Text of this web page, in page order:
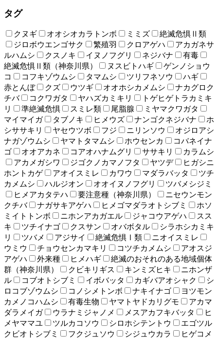
タグ
クヌギ オオシオカラトンボ ミミズ
絶滅危惧Ⅱ類
ジロボウエンゴサク
繁殖羽 クロアゲハ
アカガネサ
ルハムシ
クスノキ イヌノフグリ ネジバナ
有毒
絶滅危惧Ⅱ類（神奈川県）
ヌスビトハギ
ゲンノショウ
コ
コフキゾウムシ タマムシ ツリフネソウ
ハギ
赤とんぼ
クズ ウツギ オオホシカメムシ
ナカグロク
チバ
コクワガタ ヤハズカミキリ
トゲヒゲトラカミキ
リ
準絶滅危惧 スミレ類 尾脂腺
ミヤマクワガタ
マイマイガ
タブノキ ヒメウズ ナンゴクネジバナ
ホ
シササキリ
ヤセウツボ フジ ニリンソウ
オジロアシ
ナガゾウムシ
ヤマトタマムシ ホウセンカ
コバネイナ
ゴ
オオアカネ コアオハナムグリ ササキリ
カラムシ
アカメガシワ
ジゴクノカマノフタ ヤツデ
ヒガシニ
ホントカゲ
アオイスミレ カワウ マダラバッタ
ツチ
カメムシ
ハルジオン オオイヌノフグリ
ツバメシジミ
ヒメアカタテハ
要注意種（神奈川県）
ニセウンモン
クチバ
ナガサキアゲハ ヒメゴマダラオトシブミ
ホソ
ミイトトンボ
ニホンアカガエル ジャコウアゲハ
スス
キ
ツチイナゴ クスサン オバボタル
シラホシカミキ
リ
ツバメ アジサイ 絶滅危惧Ⅰ類
ニオイスミレ
ウミウ
チョウセンカマキリ コツチカメムシ
アオスジ
アゲハ
外来種 ヒメハギ
絶滅のおそれのある地域個体
群（神奈川県）
クビキリギス キンミズヒキ
ニホンザ
ル
コブオトシブミ イボバッタ カギバアオシャク
シ
ロコブゾウムシ
コノシメトンボ ナキイナゴ
ヨツモン
カメノコハムシ
有毒生物 ヤマトヤドカリグモ
アカマ
ダラメイガ
ウラナミジャノメ メスアカフキバッタ
ヒ
メヤママユ
ツルカコソウ シロホシテントウ
エゴツル
クビオトシブミ
フクジュソウ シジュウカラ
ヒゲコメ